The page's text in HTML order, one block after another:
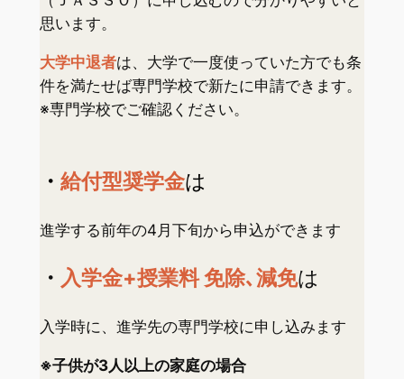
思います。
大学中退者は、大学で一度使っていた方でも条
件を満たせば専門学校で新たに申請できます。
※専門学校でご確認ください。
・ 給付型奨学金は
進学する前年の4月下旬から申込ができます
・ 入学金+授業料 免除､減免は
入学時に、進学先の専門学校に申し込みます
※子供が3人以上の家庭の場合